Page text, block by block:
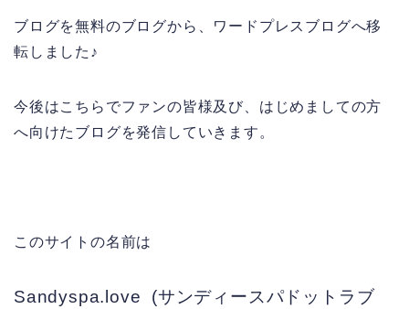
ブログを無料のブログから、ワードプレスブログへ移
転しました♪
今後はこちらでファンの皆様及び、はじめましての方
へ向けたブログを発信していきます。
このサイトの名前は
Sandyspa.love (サンディースパドットラブ